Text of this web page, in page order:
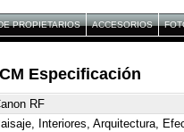
PROPIETARIOS ACCESORIOS
Especificación
RF
Interiores, Arquitectura,